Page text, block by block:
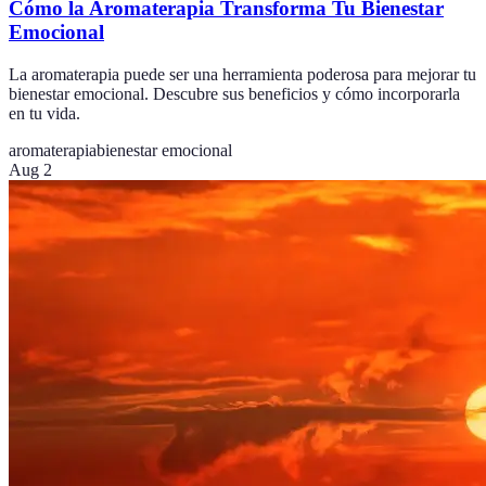
Cómo la Aromaterapia Transforma Tu Bienestar
Emocional
La aromaterapia puede ser una herramienta poderosa para mejorar tu
bienestar emocional. Descubre sus beneficios y cómo incorporarla
en tu vida.
aromaterapiabienestar emocional
Aug 2